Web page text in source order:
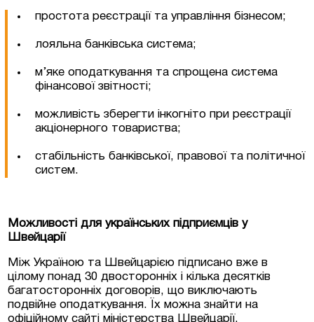
простота реєстрації та управління бізнесом;
лояльна банківська система;
м’яке оподаткування та спрощена система
фінансової звітності;
можливість зберегти інкогніто при реєстрації
акціонерного товариства;
стабільність банківської, правової та політичної
систем.
Можливості для українських підприємців у
Швейцарії
Між Україною та Швейцарією підписано вже в
цілому понад 30 двосторонніх і кілька десятків
багатосторонніх договорів, що виключають
подвійне оподаткування. Їх можна знайти на
офіційному сайті міністерства Швейцарії.